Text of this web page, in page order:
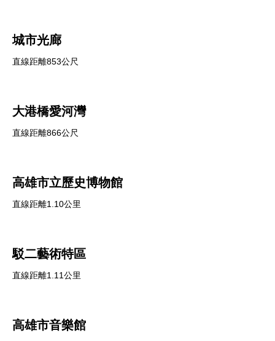
城市光廊
直線距離853公尺
大港橋愛河灣
直線距離866公尺
高雄市立歷史博物館
直線距離1.10公里
駁二藝術特區
直線距離1.11公里
高雄市音樂館